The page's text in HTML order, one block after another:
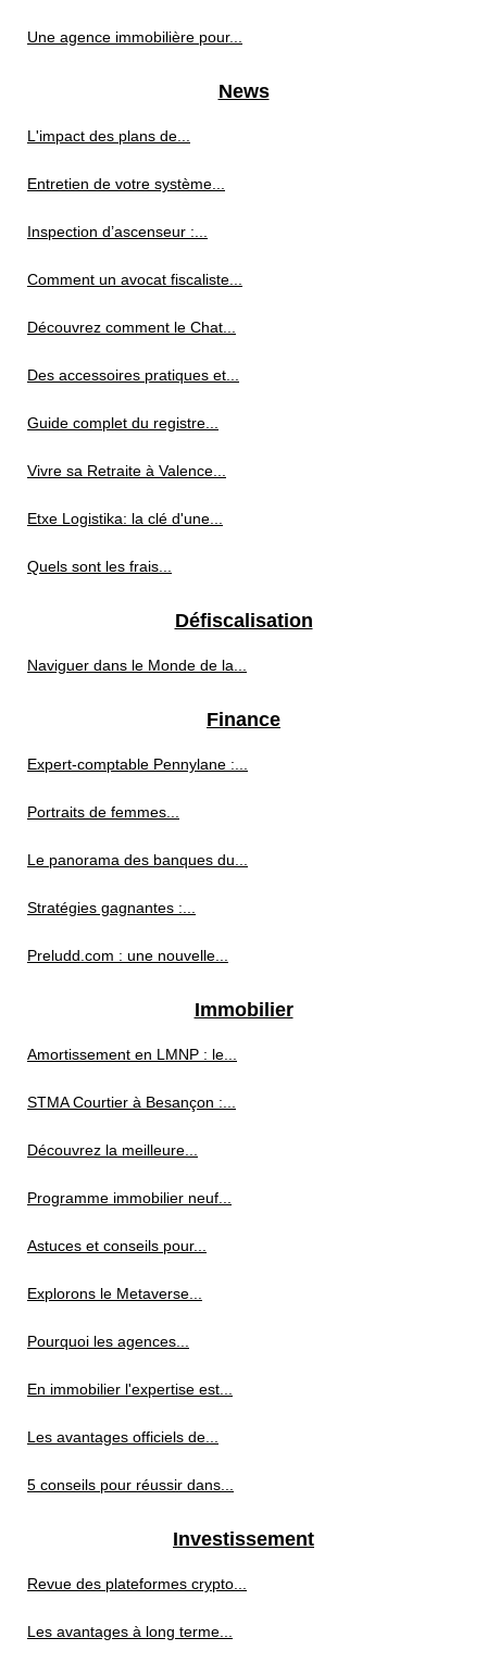
Une agence immobilière pour...
News
L'impact des plans de...
Entretien de votre système...
Inspection d’ascenseur :...
Comment un avocat fiscaliste...
Découvrez comment le Chat...
Des accessoires pratiques et...
Guide complet du registre...
Vivre sa Retraite à Valence...
Etxe Logistika: la clé d'une...
Quels sont les frais...
Défiscalisation
Naviguer dans le Monde de la...
Finance
Expert-comptable Pennylane :...
Portraits de femmes...
Le panorama des banques du...
Stratégies gagnantes :...
Preludd.com : une nouvelle...
Immobilier
Amortissement en LMNP : le...
STMA Courtier à Besançon :...
Découvrez la meilleure...
Programme immobilier neuf...
Astuces et conseils pour...
Explorons le Metaverse...
Pourquoi les agences...
En immobilier l'expertise est...
Les avantages officiels de...
5 conseils pour réussir dans...
Investissement
Revue des plateformes crypto...
Les avantages à long terme...